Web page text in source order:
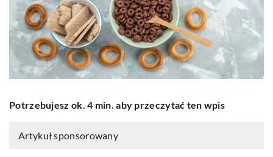
Potrzebujesz ok. 4 min. aby przeczytać ten wpis
Artykuł sponsorowany